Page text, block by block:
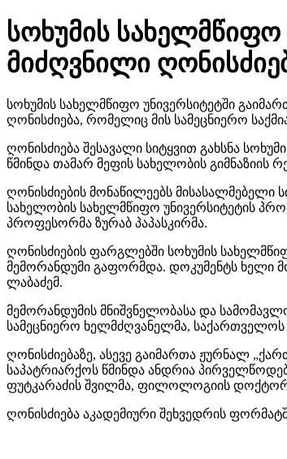
სოხუმის
მიძღვნილი
სოხუმის სახელმწიფო უნივერსიტეტში
ღონისძიება, რომელიც მის სამეცნიერო
ღონისძიება შესავალი სიტყვით გახსნა
წმინდა თამარ მეფის სახელობის გიმნაზიის
ღონისძიების მონაწილეებს მისასალმებელი
სახელობის სახელმწიფო უნივერსიტეტის
პროფესორმა ზურაბ პაპასკირმა.
ღონისძიების ფარგლებში სოხუმის
მემორანდუმი გაფორმდა. დოკუმენტს ხელი
ლაბაძემ.
მემორანდუმის მნიშვნელობასა და
სამეცნიერო ხელმძღვანელმა, საქართველოს
ღონისძიებაზე, ასევე გაიმართა ჟურნალ
საპატრიარქოს წმინდა ანდრია
ფუტკარაძის შვილმა, ფილოლოგიის
ღონისძიება აკადემიური შეხვედრის